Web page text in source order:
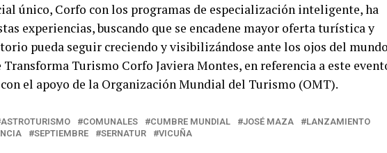
único, Corfo con los programas de especialización inteligente, ha
experiencias, buscando que se encadene mayor oferta turística y
pueda seguir creciendo y visibilizándose ante los ojos del
Turismo Corfo Javiera Montes, en referencia a este
el apoyo de la Organización Mundial del Turismo (OMT).
ASTROTURISMO COMUNALES CUMBRE MUNDIAL JOSÉ MAZA
LANZAMIENTO
SEPTIEMBRE SERNATUR VICUÑA